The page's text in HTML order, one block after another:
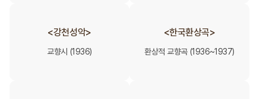
<강천성악>
교향시 (1936)
<한국환상곡>
환상적 교향곡 (1936~1937)